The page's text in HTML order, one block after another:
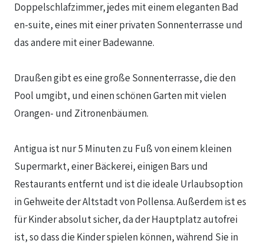
Doppelschlafzimmer, jedes mit einem eleganten Bad
en-suite, eines mit einer privaten Sonnenterrasse und
das andere mit einer Badewanne.
Draußen gibt es eine große Sonnenterrasse, die den
Pool umgibt, und einen schönen Garten mit vielen
Orangen- und Zitronenbäumen.
Antigua ist nur 5 Minuten zu Fuß von einem kleinen
Supermarkt, einer Bäckerei, einigen Bars und
Restaurants entfernt und ist die ideale Urlaubsoption
in Gehweite der Altstadt von Pollensa. Außerdem ist es
für Kinder absolut sicher, da der Hauptplatz autofrei
ist, so dass die Kinder spielen können, während Sie in